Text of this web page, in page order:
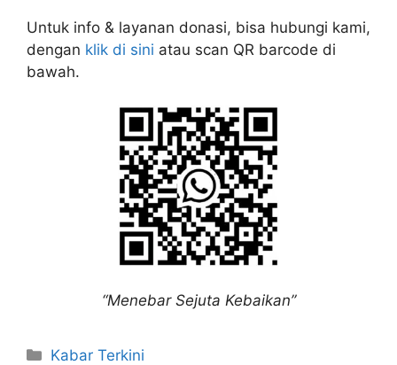
Untuk info & layanan donasi, bisa hubungi kami,
dengan klik di sini atau scan QR barcode di
bawah.
“Menebar Sejuta Kebaikan”
Kabar Terkini